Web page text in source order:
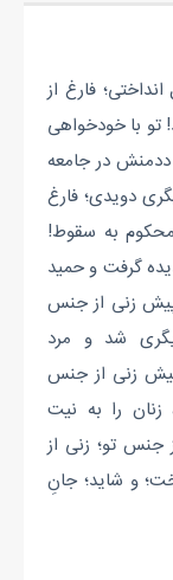
فارغ از
تو با خودخواهی
در جامعه
دویدی؛ فارغ
به سقوط!
گرفت و حمید
پیش زنی از جنس
شد و مرد
پیش زنی از جنس
را به نیت
تو؛ زنی از
و شاید؛ جانِ